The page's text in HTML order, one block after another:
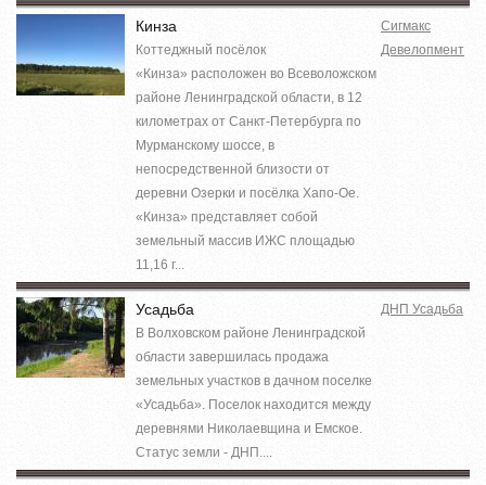
Кинза
Коттеджный посёлок
«Кинза» расположен во Всеволожском
районе Ленинградской области, в 12
километрах от Санкт-Петербурга по
Мурманскому шоссе, в
непосредственной близости от
деревни Озерки и посёлка Хапо-Ое.
«Кинза» представляет собой
земельный массив ИЖС площадью
11,16 г...
Сигмакс
Девелопмент
Усадьба
В Волховском районе Ленинградской
области завершилась продажа
земельных участков в дачном поселке
«Усадьба». Поселок находится между
деревнями Николаевщина и Емское.
Статус земли - ДНП....
ДНП Усадьба